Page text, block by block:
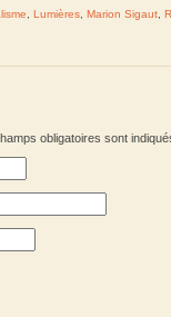
Lumières Marion Sigaut
obligatoires sont